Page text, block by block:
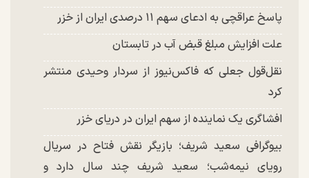
پاسخ عراقچی به ادعای سهم ۱۱ درصدی ایران از خزر
علت افزایش مبلغ قبض آب در تابستان
نقل‌قول جعلی که فاکس‌نیوز از سردار وحیدی منتشر
کرد
افشاگری یک نماینده از سهم ایران در دریای خزر
بیوگرافی سعید شریف؛ بازیگر نقش فتاح در سریال
رویای نیمه‌شب؛ سعید شریف چند سال دارد و